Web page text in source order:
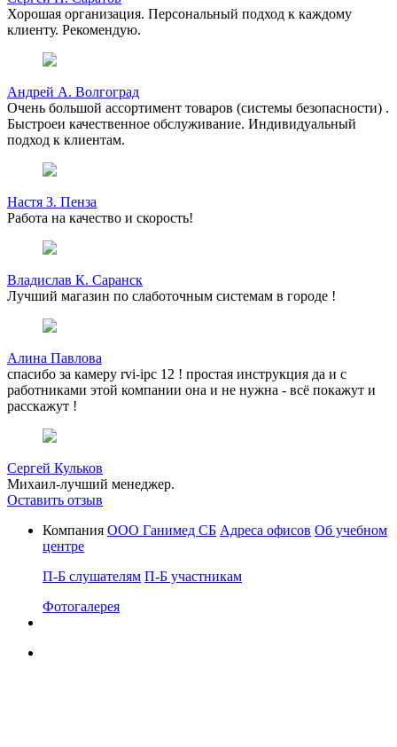
Хорошая организация. Персональный подход к каждому
клиенту. Рекомендую.
Андрей А. Волгоград
Очень большой ассортимент товаров (системы безопасности) .
Быстроеи качественное обслуживание. Индивидуальный
подход к клиентам.
Настя З. Пенза
Работа на качество и скорость!
Владислав К. Саранск
Лучший магазин по слаботочным системам в городе !
Алина Павлова
спасибо за камеру rvi-ipc 12 ! простая инструкция да и с
работниками этой компании она и не нужна - всё покажут и
расскажут !
Сергей Кульков
Михаил-лучший менеджер.
Оставить отзыв
Компания ООО Ганимед СБ Адреса офисов Об учебном
центре
П-Б слушателям П-Б участникам
Фотогалерея